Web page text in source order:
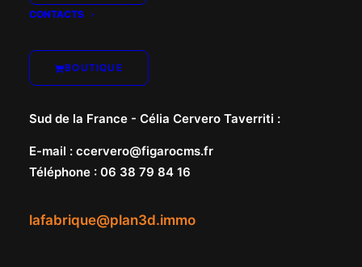
CONTACTS
BOUTIQUE
lafabrique@plan3d.immo
Nord de la France -
E-mail:mplegallo@figarocms.fr
Téléphone :06 38 79 81 33
Sud de la France - Célia Cervero Taverriti :
E-mail : ccervero@figarocms.fr
Téléphone : 06 38 79 84 16